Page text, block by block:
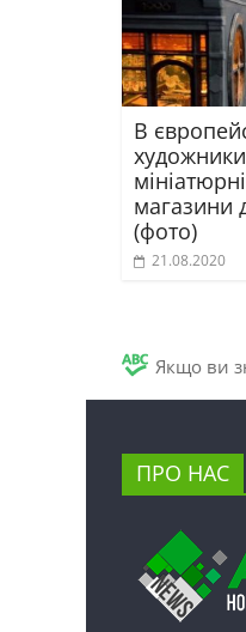
В
магазини
(фото)
21.08.2020
Якщо ви
ПРО НАС